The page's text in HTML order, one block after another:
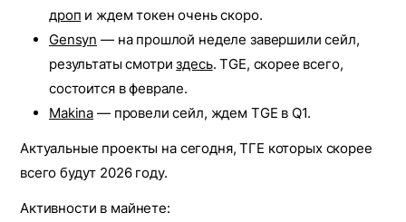
дроп и ждем токен очень скоро.
Gensyn — на прошлой неделе завершили сейл,
результаты смотриздесь. TGE, скорее всего,
состоится в феврале.
Makina — провели сейл, ждем TGE в Q1.
Актуальные проекты на сегодня, ТГЕ которых скорее
всего будут 2026 году.
Активности в майнете: